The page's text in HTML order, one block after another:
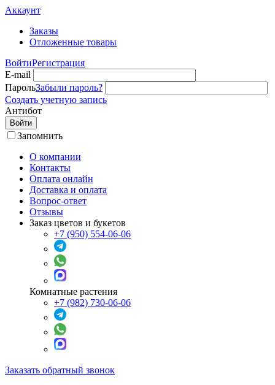
Аккаунт
Заказы
Отложенные товары
ВойтиРегистрация
E-mail
ПарольЗабыли пароль?
Создать учетную запись
Антибот
Войти
Запомнить
О компании
Контакты
Оплата онлайн
Доставка и оплата
Вопрос-ответ
Отзывы
Заказ цветов и букетов
+7 (950) 554-06-06
Комнатные растения
+7 (982) 730-06-06
Заказать обратный звонок